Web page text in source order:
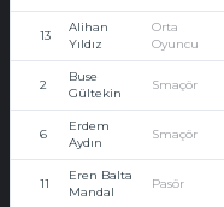
13
Alihan
Yıldız
Orta
Oyuncu
2
Buse
Gültekin
Smaçör
6
Erdem
Aydın
Smaçör
11
Eren Balta
Mandal
Pasör